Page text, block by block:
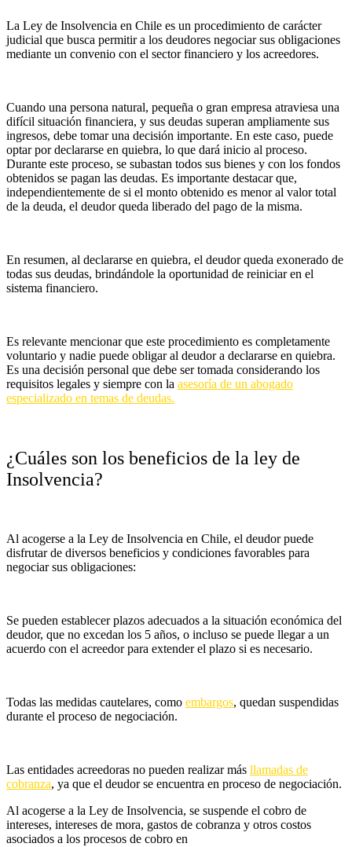
La Ley de Insolvencia en Chile es un procedimiento de carácter
judicial que busca permitir a los deudores negociar sus obligaciones
mediante un convenio con el sector financiero y los acreedores.
Cuando una persona natural, pequeña o gran empresa atraviesa una
difícil situación financiera, y sus deudas superan ampliamente sus
ingresos, debe tomar una decisión importante. En este caso, puede
optar por declararse en quiebra, lo que dará inicio al proceso.
Durante este proceso, se subastan todos sus bienes y con los fondos
obtenidos se pagan las deudas. Es importante destacar que,
independientemente de si el monto obtenido es menor al valor total
de la deuda, el deudor queda liberado del pago de la misma.
En resumen, al declararse en quiebra, el deudor queda exonerado de
todas sus deudas, brindándole la oportunidad de reiniciar en el
sistema financiero.
Es relevante mencionar que este procedimiento es completamente
voluntario y nadie puede obligar al deudor a declararse en quiebra.
Es una decisión personal que debe ser tomada considerando los
requisitos legales y siempre con la asesoría de un abogado
especializado en temas de deudas.
¿Cuáles son los beneficios de la ley de
Insolvencia?
Al acogerse a la Ley de Insolvencia en Chile, el deudor puede
disfrutar de diversos beneficios y condiciones favorables para
negociar sus obligaciones:
Se pueden establecer plazos adecuados a la situación económica del
deudor, que no excedan los 5 años, o incluso se puede llegar a un
acuerdo con el acreedor para extender el plazo si es necesario.
Todas las medidas cautelares, como embargos, quedan suspendidas
durante el proceso de negociación.
Las entidades acreedoras no pueden realizar más llamadas de
cobranza, ya que el deudor se encuentra en proceso de negociación.
Al acogerse a la Ley de Insolvencia, se suspende el cobro de
intereses, intereses de mora, gastos de cobranza y otros costos
asociados a los procesos de cobro en